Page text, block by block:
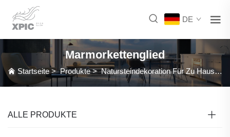
DE
Marmorkettenglied
Startseite>Produkte>Natursteindekoration Für Zu Hause >
ALLE PRODUKTE